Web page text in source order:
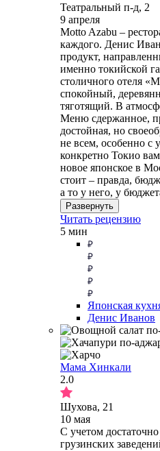
Театральный п-д, 2
9 апреля
Motto Azabu –
каждого. Денис
продукт,
именно токийской
столичного отеля
спокойный,
тяготящий. В
Меню сдержанное,
достойная, но
не всем, особенно с
конкретно Токио
новое японское в
стоит – правда,
а то у него, у
Развернуть
Читать рецензию
5 мин
Японская
Денис Иванов
Мама Хинкали
2.0
Шухова, 21
10 мая
С учетом
грузинских